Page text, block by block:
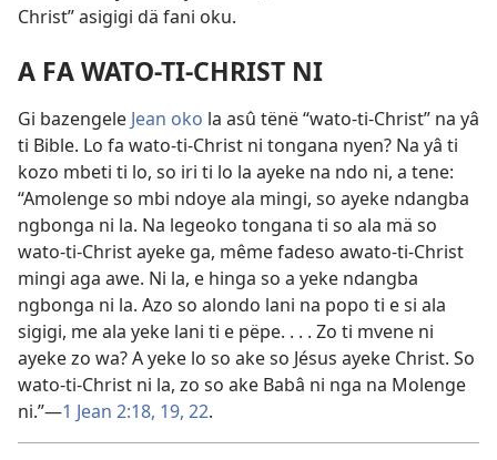
Christ” asigigi dä fani oku.
A FA WATO-TI-CHRIST NI
Gi bazengele Jean oko la asû tënë “wato-ti-Christ” na yâ
ti Bible. Lo fa wato-ti-Christ ni tongana nyen? Na yâ ti
kozo mbeti ti lo, so iri ti lo la ayeke na ndo ni, a tene:
“Amolenge so mbi ndoye ala mingi, so ayeke ndangba
ngbonga ni la. Na legeoko tongana ti so ala mä so
wato-ti-Christ ayeke ga, même fadeso awato-ti-Christ
mingi aga awe. Ni la, e hinga so a yeke ndangba
ngbonga ni la. Azo so alondo lani na popo ti e si ala
sigigi, me ala yeke lani ti e pëpe. . . . Zo ti mvene ni
ayeke zo wa? A yeke lo so ake so Jésus ayeke Christ. So
wato-ti-Christ ni la, zo so ake Babâ ni nga na Molenge
ni.”—1 Jean 2:18, 19, 22.